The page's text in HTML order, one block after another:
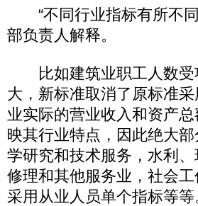
“不同行业指标有所不同
部负责人解释。
比如建筑业职工人数受
大，新标准取消了原标准
业实际的营业收入和资产
映其行业特点，因此绝大
学研究和技术服务，水利
修理和其他服务业，社会
采用从业人员单个指标等等